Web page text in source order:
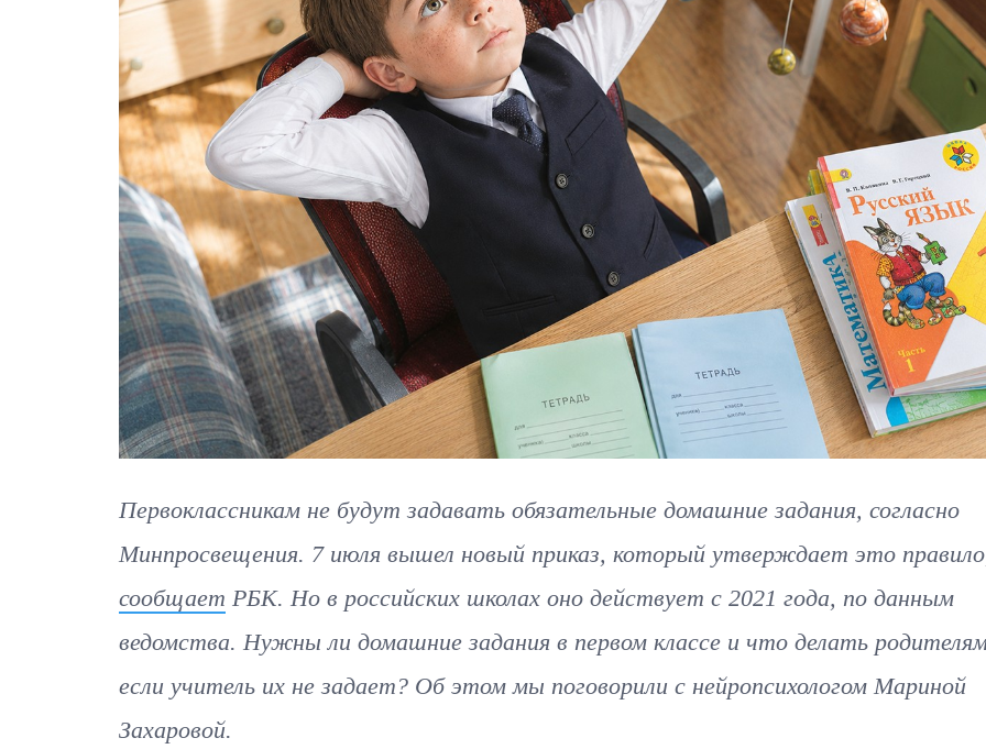
Первоклассникам не будут задавать обязательные домашние задания, согласно
Минпросвещения. 7 июля вышел новый приказ, который утверждает это
сообщает РБК. Но в российских школах оно действует с 2021 года, по данным
ведомства. Нужны ли домашние задания в первом классе и что делать
если учитель их не задает? Об этом мы поговорили с нейропсихологом Мариной
Захаровой.